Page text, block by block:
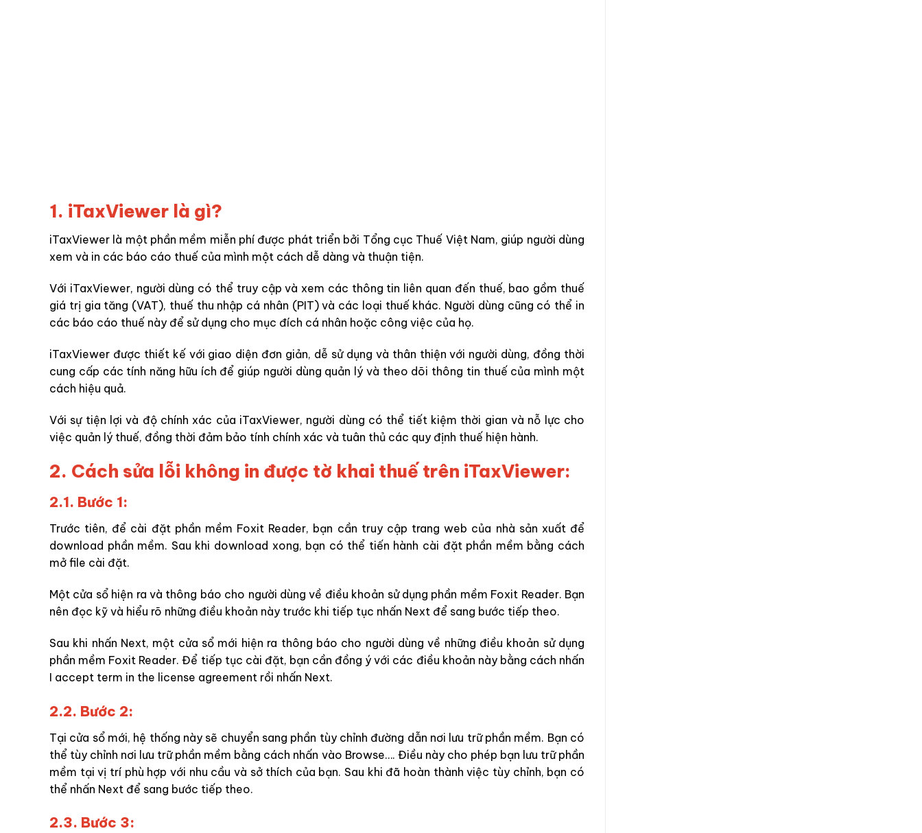
1. iTaxViewer là gì?
iTaxViewer là một phần mềm miễn phí được phát triển bởi Tổng cục Thuế Việt Nam, giúp người dùng
xem và in các báo cáo thuế của mình một cách dễ dàng và thuận tiện.
Với iTaxViewer, người dùng có thể truy cập và xem các thông tin liên quan đến thuế, bao gồm thuế
giá trị gia tăng (VAT), thuế thu nhập cá nhân (PIT) và các loại thuế khác. Người dùng cũng có thể in
các báo cáo thuế này để sử dụng cho mục đích cá nhân hoặc công việc của họ.
iTaxViewer được thiết kế với giao diện đơn giản, dễ sử dụng và thân thiện với người dùng, đồng thời
cung cấp các tính năng hữu ích để giúp người dùng quản lý và theo dõi thông tin thuế của mình một
cách hiệu quả.
Với sự tiện lợi và độ chính xác của iTaxViewer, người dùng có thể tiết kiệm thời gian và nỗ lực cho
việc quản lý thuế, đồng thời đảm bảo tính chính xác và tuân thủ các quy định thuế hiện hành.
2. Cách sửa lỗi không in được tờ khai thuế trên iTaxViewer:
2.1. Bước 1:
Trước tiên, để cài đặt phần mềm Foxit Reader, bạn cần truy cập trang web của nhà sản xuất để
download phần mềm. Sau khi download xong, bạn có thể tiến hành cài đặt phần mềm bằng cách
mở file cài đặt.
Một cửa sổ hiện ra và thông báo cho người dùng về điều khoản sử dụng phần mềm Foxit Reader. Bạn
nên đọc kỹ và hiểu rõ những điều khoản này trước khi tiếp tục nhấn Next để sang bước tiếp theo.
Sau khi nhấn Next, một cửa sổ mới hiện ra thông báo cho người dùng về những điều khoản sử dụng
phần mềm Foxit Reader. Để tiếp tục cài đặt, bạn cần đồng ý với các điều khoản này bằng cách nhấn
I accept term in the license agreement rồi nhấn Next.
2.2. Bước 2:
Tại cửa sổ mới, hệ thống này sẽ chuyển sang phần tùy chỉnh đường dẫn nơi lưu trữ phần mềm. Bạn có
thể tùy chỉnh nơi lưu trữ phần mềm bằng cách nhấn vào Browse…. Điều này cho phép bạn lưu trữ phần
mềm tại vị trí phù hợp với nhu cầu và sở thích của bạn. Sau khi đã hoàn thành việc tùy chỉnh, bạn có
thể nhấn Next để sang bước tiếp theo.
2.3. Bước 3: